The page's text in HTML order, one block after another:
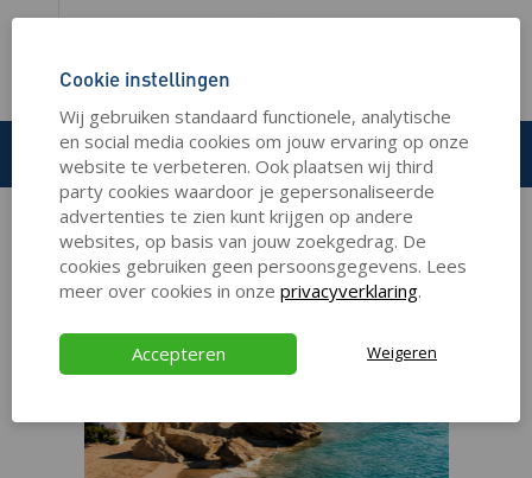
Reizen
Cookie instellingen
Wij gebruiken standaard functionele, analytische
en social media cookies om jouw ervaring op onze
website te verbeteren. Ook plaatsen wij third
party cookies waardoor je gepersonaliseerde
advertenties te zien kunt krijgen op andere
websites, op basis van jouw zoekgedrag. De
cookies gebruiken geen persoonsgegevens. Lees
meer over cookies in onze privacyverklaring.
Accepteren Weigeren